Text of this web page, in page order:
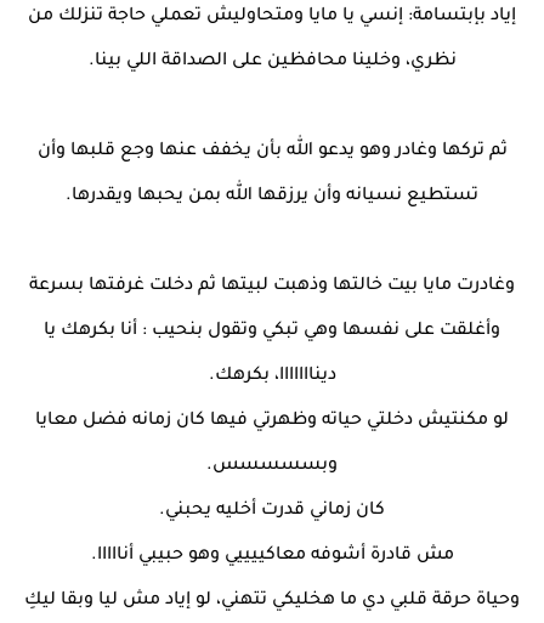
إياد بإبتسامة: إنسي يا مايا ومتحاوليش تعملي حاجة تنزلك من
نظري، وخلينا محافظين على الصداقة اللي بينا.
ثم تركها وغادر وهو يدعو الله بأن يخفف عنها وجع قلبها وأن
تستطيع نسيانه وأن يرزقها الله بمن يحبها ويقدرها.
وغادرت مايا بيت خالتها وذهبت لبيتها ثم دخلت غرفتها بسرعة
وأغلقت على نفسها وهي تبكي وتقول بنحيب : أنا بكرهك يا
دينااااااا، بكرهك.
لو مكنتيش دخلتي حياته وظهرتي فيها كان زمانه فضل معايا
وبسسسسس.
كان زماني قدرت أخليه يحبني.
مش قادرة أشوفه معاكييييي وهو حبيبي أنااااا.
وحياة حرقة قلبي دي ما هخليكي تتهني، لو إياد مش ليا وبقا ليكِ